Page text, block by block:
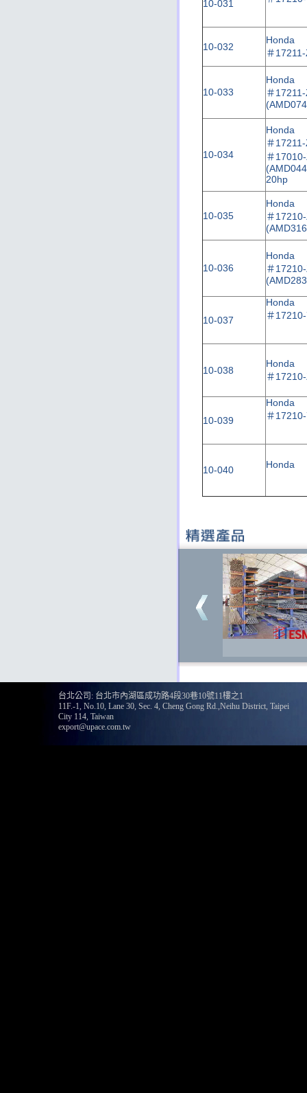
10-031
10-032
Honda
＃
10-033
Honda
＃
10-034
Honda
＃
＃
20hp
10-035
Honda
＃
10-036
Honda
＃
10-037
Honda
＃
10-038
Honda
＃
10-039
Honda
＃
10-040 Honda
台北公司: 台北市內湖區成功路4段30巷10號11樓之1
11F.-1, No.10, Lane 30, Sec. 4, Cheng Gong Rd.,Neihu District, Taipei
City 114, Taiwan
export@upace.com.tw